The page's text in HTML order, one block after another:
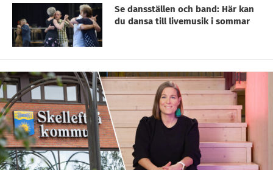
Se dansställen och band: Här kan
du dansa till livemusik i sommar